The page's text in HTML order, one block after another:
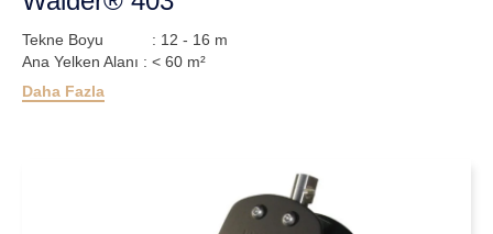
Tekne Boyu : 12 - 16 m
Ana Yelken Alanı : < 60 m²
Daha Fazla